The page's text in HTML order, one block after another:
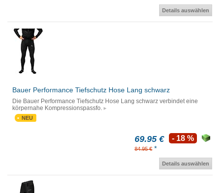
Details auswählen
Bauer Performance Tiefschutz Hose Lang schwarz
Die Bauer Performance Tiefschutz Hose Lang schwarz verbindet eine
körpernahe Kompressionspassfo.
NEU
69.95 €
84.95 € *
- 18 %
Details auswählen